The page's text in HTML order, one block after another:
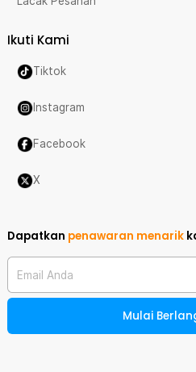
Ikuti Kami
Tiktok
Instagram
Facebook
X
Dapatkan penawaran menarik
Email Anda
Mulai